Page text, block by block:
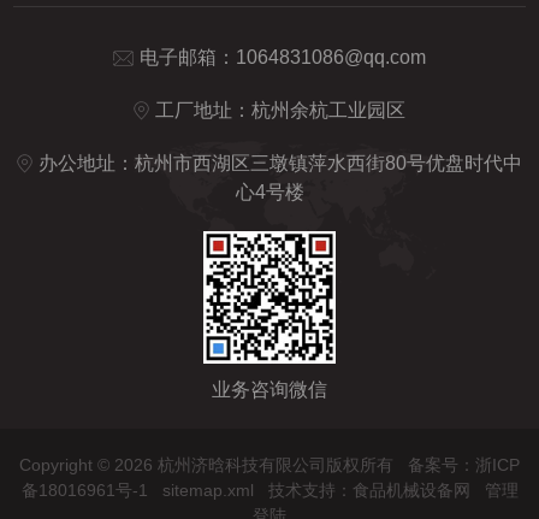
电子邮箱： 1064831086@qq.com
工厂地址：杭州余杭工业园区
办公地址：杭州市西湖区三墩镇萍水西街80号优盘时代中
心4号楼
业务咨询微信
Copyright © 2026 杭州济晗科技有限公司版权所有 备案号：浙ICP
备18016961号-1
sitemap.xml 技术支持： 食品机械设备网
管理
登陆